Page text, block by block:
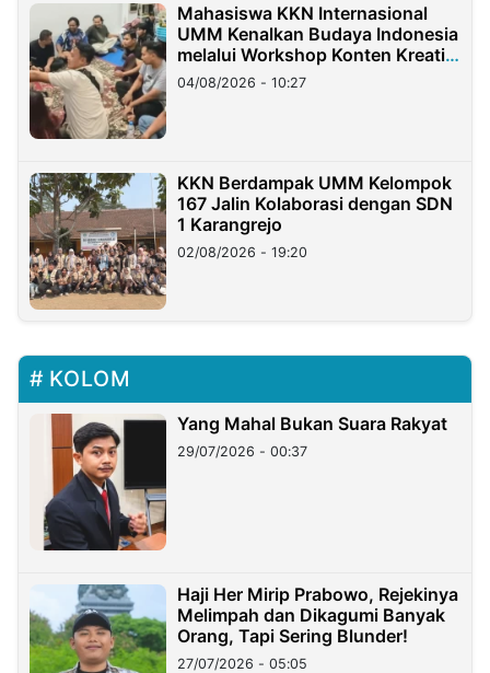
Mahasiswa KKN Internasional
UMM Kenalkan Budaya Indonesia
melalui Workshop Konten Kreatif
di Taiwan
04/08/2026 - 10:27
KKN Berdampak UMM Kelompok
167 Jalin Kolaborasi dengan SDN
1 Karangrejo
02/08/2026 - 19:20
KOLOM
Yang Mahal Bukan Suara Rakyat
29/07/2026 - 00:37
Haji Her Mirip Prabowo, Rejekinya
Melimpah dan Dikagumi Banyak
Orang, Tapi Sering Blunder!
27/07/2026 - 05:05